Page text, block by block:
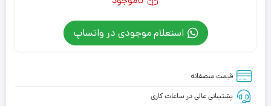
استعلام موجودی در واتساپ
قیمت منصفانه
پشتیبانی عالی در ساعات کاری